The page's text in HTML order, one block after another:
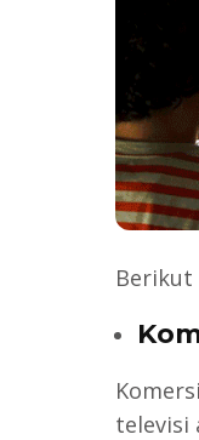
Berikut
televisi